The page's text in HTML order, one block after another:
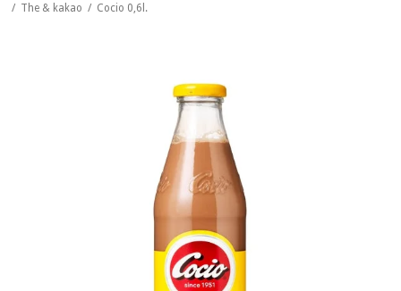
/ The & kakao / Cocio 0,6l.